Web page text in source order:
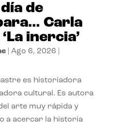
de
Carla
inercia’
| Ago 6, 2026
es historiadora
cultural. Es autora
arte muy rápida y
a acercar la historia